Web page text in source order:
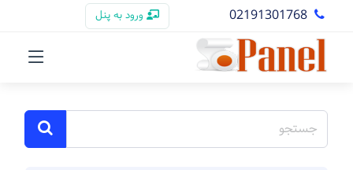
02191301768 ورود به پنل